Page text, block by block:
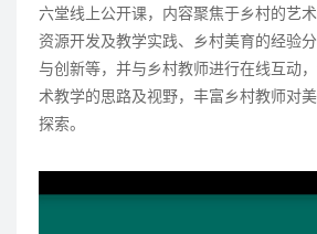
六堂线上公开课，内容聚焦于乡村的艺
资源开发及教学实践、乡村美育的经验
与创新等，并与乡村教师进行在线互动
术教学的思路及视野，丰富乡村教师对
探索。